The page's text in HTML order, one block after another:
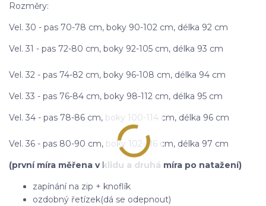
Rozměry:
Vel. 30 - pas 70-78 cm, boky 90-102 cm, délka 92 cm
Vel. 31 - pas 72-80 cm, boky 92-105 cm, délka 93 cm
Vel. 32 - pas 74-82 cm, boky 96-108 cm, délka 94 cm
Vel. 33 - pas 76-84 cm, boky 98-112 cm, délka 95 cm
Vel. 34 - pas 78-86 cm, boky 100-114 cm, délka 96 cm
Vel. 36 - pas 80-90 cm, boky 102-116 cm, délka 97 cm
(první míra měřena v klidu a druhá míra po natažení)
zapínání na zip + knoflík
ozdobný řetízek(dá se odepnout)